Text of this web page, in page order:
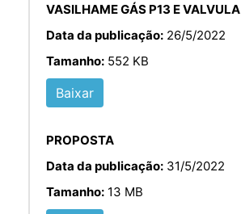
VASILHAME GÁS P13 E VALVULA
Data da publicação: 26/5/2022
Tamanho: 552 KB
Baixar
PROPOSTA
Data da publicação: 31/5/2022
Tamanho: 13 MB